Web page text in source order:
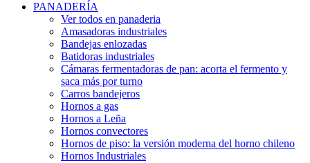
PANADERÍA
Ver todos en panaderia
Amasadoras industriales
Bandejas enlozadas
Batidoras industriales
Cámaras fermentadoras de pan: acorta el fermento y
saca más por turno
Carros bandejeros
Hornos a gas
Hornos a Leña
Hornos convectores
Hornos de piso: la versión moderna del horno chileno
Hornos Industriales